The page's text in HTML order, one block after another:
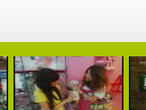
12:11